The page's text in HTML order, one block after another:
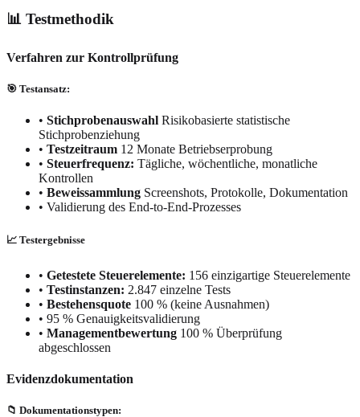
📊 Testmethodik
Verfahren zur Kontrollprüfung
🎯 Testansatz:
• Stichprobenauswahl Risikobasierte statistische
Stichprobenziehung
• Testzeitraum 12 Monate Betriebserprobung
• Steuerfrequenz: Tägliche, wöchentliche, monatliche
Kontrollen
• Beweissammlung Screenshots, Protokolle, Dokumentation
• Validierung des End-to-End-Prozesses
📈 Testergebnisse
• Getestete Steuerelemente: 156 einzigartige Steuerelemente
• Testinstanzen: 2.847 einzelne Tests
• Bestehensquote 100 % (keine Ausnahmen)
• 95 % Genauigkeitsvalidierung
• Managementbewertung 100 % Überprüfung
abgeschlossen
Evidenzdokumentation
📁 Dokumentationstypen: